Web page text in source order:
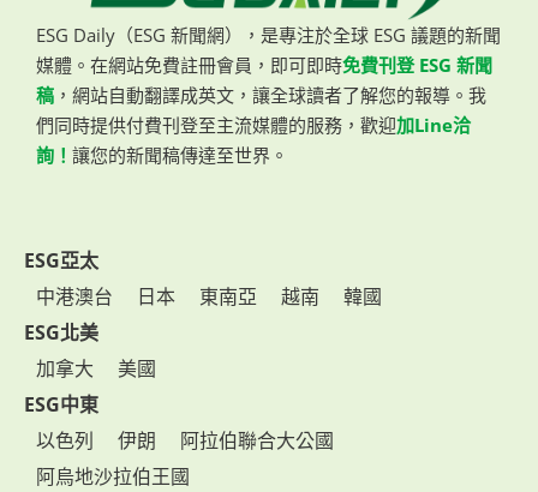
ESG Daily（ESG 新聞網），是專注於全球 ESG 議題的新聞
媒體。在網站免費註冊會員，即可即時免費刊登 ESG 新聞
稿 ，網站自動翻譯成英文，讓全球讀者了解您的報導。我
們同時提供付費刊登至主流媒體的服務，歡迎加Line洽
詢！ 讓您的新聞稿傳達至世界。
ESG亞太
中港澳台
日本 東南亞 越南
韓國
ESG北美
加拿大
美國
ESG中東
以色列
伊朗
阿拉伯聯合大公國
阿烏地沙拉伯王國